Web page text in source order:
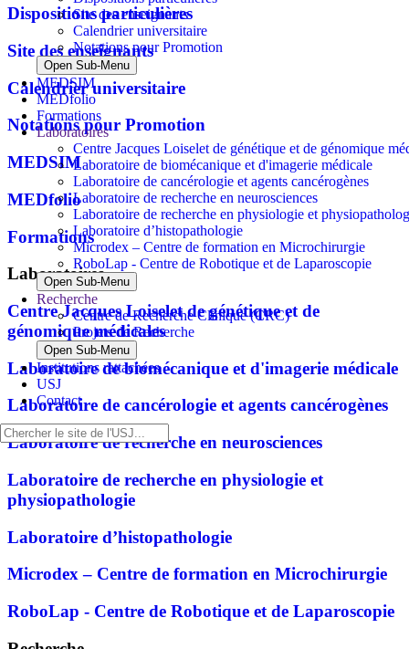
Site des enseignants
Calendrier universitaire
Notations pour Promotion
Open Sub-Menu
MEDSIM
MEDfolio
Formations
Laboratoires
Centre Jacques Loiselet de génétique et de génomique
Laboratoire de biomécanique et d'imagerie médicale
Laboratoire de cancérologie et agents cancérogènes
Laboratoire de recherche en neurosciences
Laboratoire de recherche en physiologie et
Laboratoire d’histopathologie
Microdex – Centre de formation en Microchirurgie
RoboLap - Centre de Robotique et de Laparoscopie
Open Sub-Menu
Recherche
Centre de Recherche Clinique (CRC)
Projets de Recherche
Open Sub-Menu
Institutions rattachées
USJ
Contact
Dispositions particulières
Site des enseignants
Calendrier universitaire
Notations pour Promotion
MEDSIM
MEDfolio
Formations
Laboratoires
Centre Jacques Loiselet de génétique et de
génomique médicales
Laboratoire de biomécanique et d'imagerie médicale
Laboratoire de cancérologie et agents cancérogènes
Laboratoire de recherche en neurosciences
Laboratoire de recherche en physiologie et
physiopathologie
Laboratoire d’histopathologie
Microdex – Centre de formation en Microchirurgie
RoboLap - Centre de Robotique et de Laparoscopie